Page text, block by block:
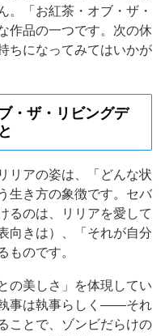
。「お紅茶・オブ・ザ・
作品の一つです。次の休
ちになってみてはいかが
・ザ・リビングデ
リアの姿は、「どんな状
生き方の象徴です。セバ
るのは、リリアを愛して
向きは）、「それが自分
ものです。
の美しさ」を体現してい
事は執事らしく——それ
ことで、ゾンビだらけの